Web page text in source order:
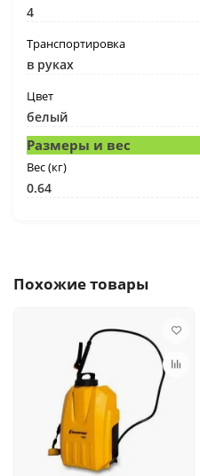
4
Транспортировка
в руках
Цвет
белый
Размеры и вес
Вес (кг)
0.64
Похожие товары